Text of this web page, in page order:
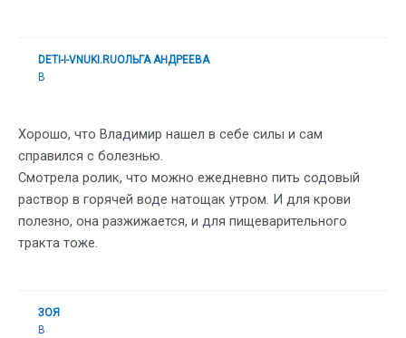
DETI-I-VNUKI.RUОЛЬГА АНДРЕЕВА
В
Хорошо, что Владимир нашел в себе силы и сам
справился с болезнью.
Смотрела ролик, что можно ежедневно пить содовый
раствор в горячей воде натощак утром. И для крови
полезно, она разжижается, и для пищеварительного
тракта тоже.
ЗОЯ
В